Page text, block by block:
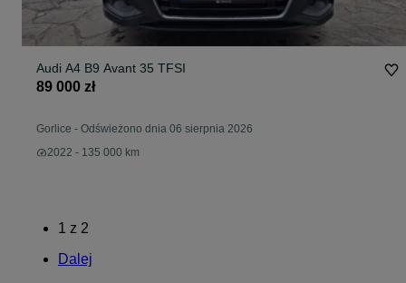
Audi A4 B9 Avant 35 TFSI
89 000 zł
Gorlice - Odświeżono dnia 06 sierpnia 2026
2022 - 135 000 km
1 z 2
Dalej